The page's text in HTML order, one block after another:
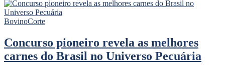
BovinoCorte
Concurso pioneiro revela as melhores
carnes do Brasil no Universo Pecuária